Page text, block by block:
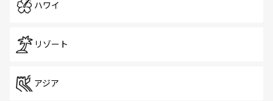
ハワイ
リゾート
アジア